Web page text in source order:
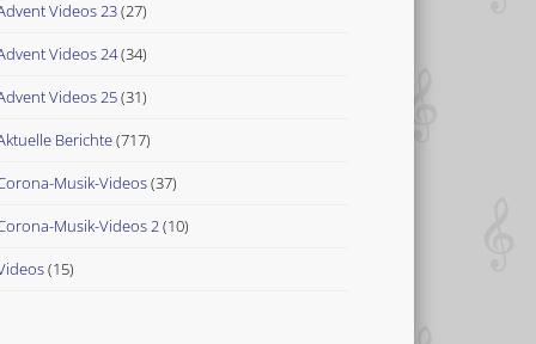
Videos 23(27)
Videos 24(34)
Videos 25(31)
Berichte(717)
Musik-Videos(37)
Musik-Videos 2(10)
(15)